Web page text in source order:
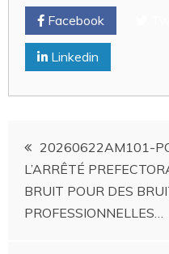
Facebook
Linkedin
Navigation
de
l’article
20260622AM101-
L’ARRÊTÉ
BRUIT POUR DES
PROFESSIONNELLES…